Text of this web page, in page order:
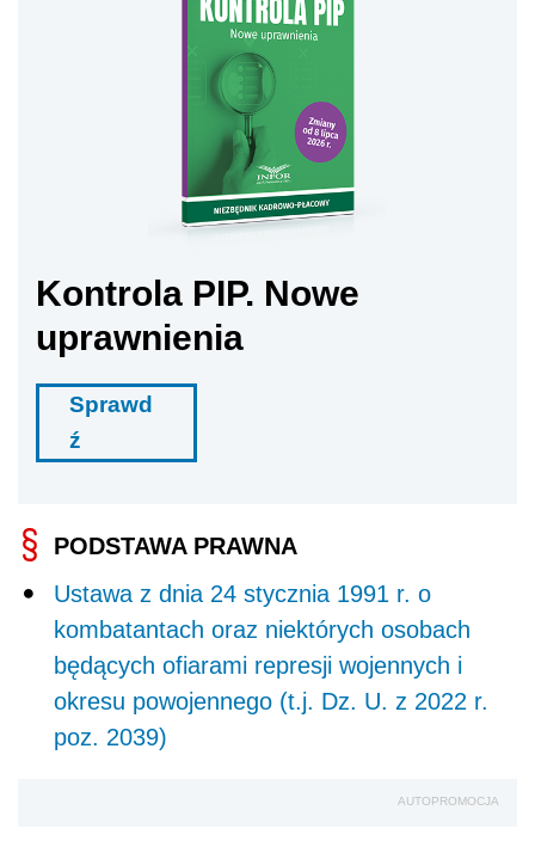
Kontrola PIP. Nowe
uprawnienia
Sprawd
ź
PODSTAWA PRAWNA
Ustawa z dnia 24 stycznia 1991 r. o
kombatantach oraz niektórych osobach
będących ofiarami represji wojennych i
okresu powojennego (t.j. Dz. U. z 2022 r.
poz. 2039)
AUTOPROMOCJA